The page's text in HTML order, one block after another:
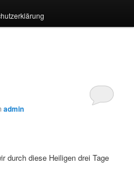
admin
durch diese Heiligen drei Tage